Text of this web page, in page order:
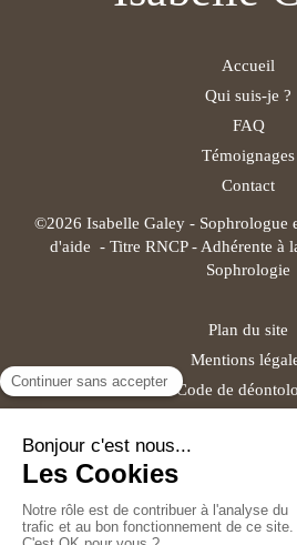
Accueil
Qui suis-je ?
FAQ
Témoignages
Contact
©2026 Isabelle Galey - Sophrologue
d'aide - Titre RNCP - Adhérente à
Sophrologie
Plan du site
Mentions
Code de